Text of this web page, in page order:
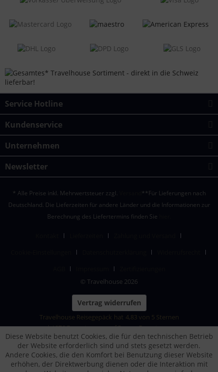
Service Hotline
Kundenservice
Unternehmen
Newsletter
* Alle Preise inkl. Mehrwertsteuer zzgl.
**Für Lieferungen nach
Deutschland. Die Lieferzeiten für andere Länder und die Informationen zur
Berechnung des Liefertermins finden Sie
© Travelhouse 2026
Vertrag widerrufen
Travelhouse Reisegepäck hat 4,83 von 5 Sternen
|1876Bewertungen auf ProvenExpert.com
Diese Website benutzt Cookies, die für den technischen Betrieb
der Website erforderlich sind und stets gesetzt werden.
Andere Cookies, die den Komfort bei Benutzung dieser Website
erhöhen, der Direktwerbung dienen oder die Interaktion mit